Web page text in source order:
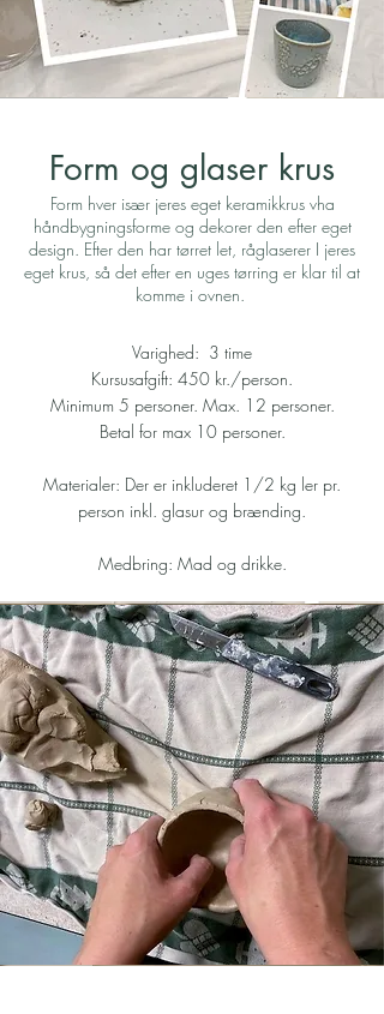
Form og glaser krus
Form hver især jeres eget keramikkrus vha
håndbygningsforme og dekorer den efter eget
design. Efter den har tørret let, råglaserer I jeres
eget krus, så det efter en uges tørring er klar til at
komme i ovnen.
Varighed: 3 time
Kursusafgift: 450 kr./person.
Minimum 5 personer. Max. 12 personer.
Betal for max 10 personer.
Materialer: Der er inkluderet 1/2 kg ler pr.
person inkl. glasur og brænding.
Medbring: Mad og drikke.